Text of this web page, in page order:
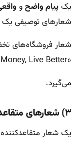
یکپیام واضحو
شعارهای توصیفی
شعار فروشگاه‌های
«Save Money, Live Better»، در این دسته قرار
می‌گیرد.
۳) ‌شعارهای متقاعدکننده (Persuasive Slogans)
یک شعار